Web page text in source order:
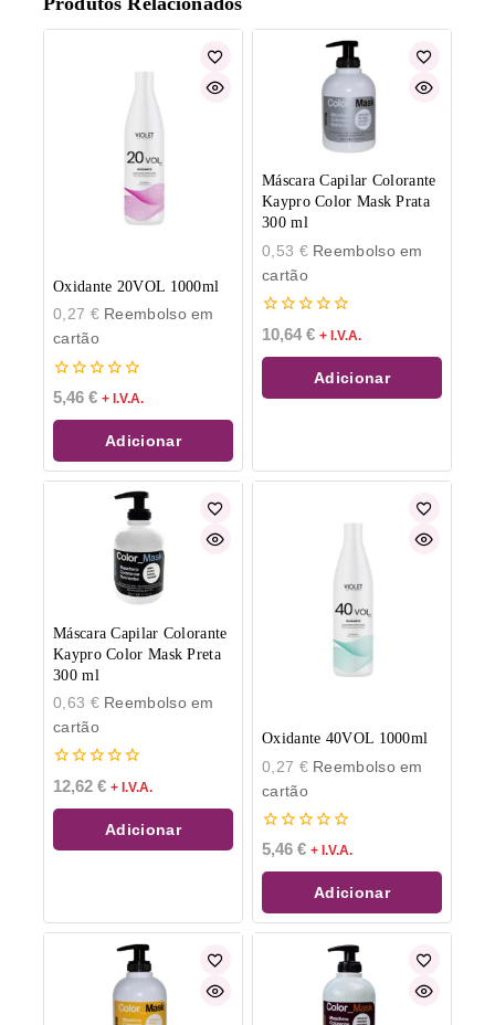
Oxidante 20VOL 1000ml
0,27 €Reembolso em
cartão
0
de
5
5,46 € + I.V.A.
Adicionar
Máscara Capilar Colorante
Kaypro Color Mask Prata
300 ml
0,53 €Reembolso em
cartão
0
de
5
10,64€ + I.V.A.
Adicionar
Máscara Capilar Colorante
Kaypro Color Mask Preta
300 ml
0,63 €Reembolso em
cartão
0
de
5
12,62 € + I.V.A.
Adicionar
Oxidante 40VOL 1000ml
0,27 €Reembolso em
cartão
0
de
5
5,46 € + I.V.A.
Adicionar